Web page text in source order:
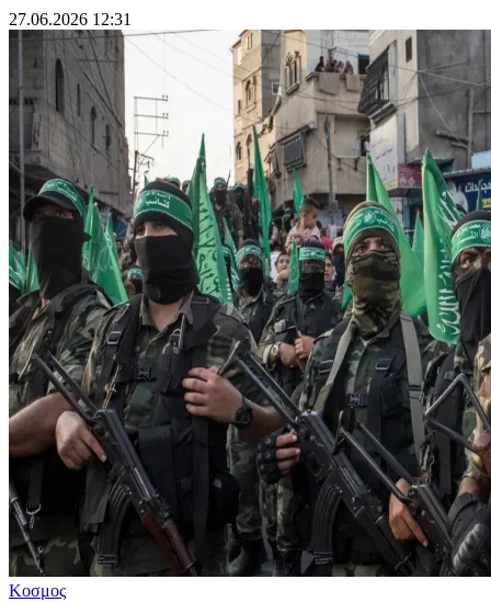
27.06.2026 12:31
Κοσμος